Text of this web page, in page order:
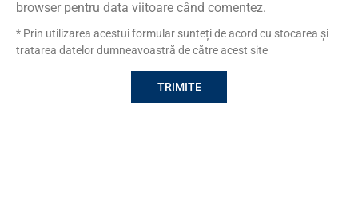
browser pentru data viitoare când comentez.
* Prin utilizarea acestui formular sunteți de acord cu stocarea și
tratarea datelor dumneavoastră de către acest site